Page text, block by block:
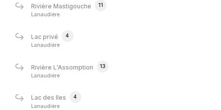
Rivière Mastigouche
11
Lanaudière
Lac privé
4
Lanaudière
Rivière L'Assomption
13
Lanaudière
Lac des Iles
4
Lanaudière